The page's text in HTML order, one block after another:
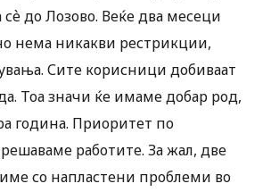
до Лозово. Веќе два месеци
нема никакви рестрикции,
Сите корисници добиваат
Тоа значи ќе имаме добар род,
година. Приоритет по
работите. За жал, две
со напластени проблеми во